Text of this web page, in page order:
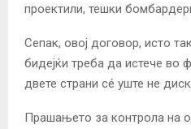
проектили, тешки
Сепак, овој договор, исто
бидејќи треба да истече во
двете страни сé уште не
Прашањето за контрола на